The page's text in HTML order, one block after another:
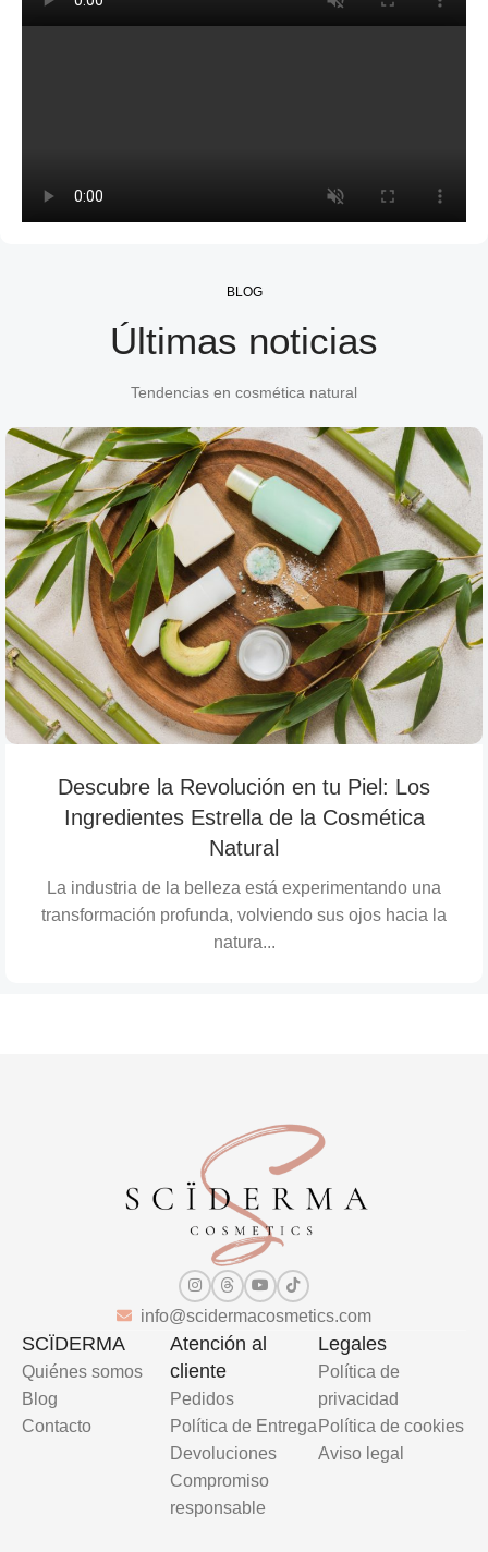
BLOG
Últimas noticias
Tendencias en cosmética natural
Descubre la Revolución en tu Piel: Los
Ingredientes Estrella de la Cosmética
Natural
La industria de la belleza está experimentando una
transformación profunda, volviendo sus ojos hacia la
natura...
info@scidermacosmetics.com
SCÏDERMA
Quiénes somos
Blog
Contacto
Atención al
cliente
Pedidos
Política de Entrega
Devoluciones
Compromiso
responsable
Legales
Política de
privacidad
Política de cookies
Aviso legal